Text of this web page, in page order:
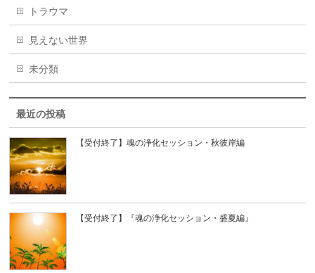
トラウマ
見えない世界
未分類
最近の投稿
【受付終了】魂の浄化セッション・秋彼岸編
【受付終了】『魂の浄化セッション・盛夏編』